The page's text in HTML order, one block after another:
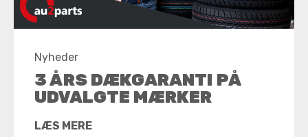
Nyheder
3 ÅRS DÆKGARANTI PÅ
UDVALGTE MÆRKER
LÆS MERE